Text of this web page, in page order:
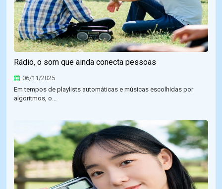
Rádio, o som que ainda conecta pessoas
06/11/2025
Em tempos de playlists automáticas e músicas escolhidas por
algoritmos, o...